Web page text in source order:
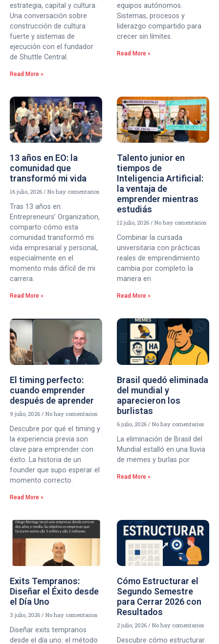
estrategia, capital y cultura.
Una conversación sobre
construcción de cultura
fuerte y sistemas de
ejecución con el fundador
de Shuttle Central.
Read More »
equipos autónomos.
Sistemas, procesos y
liderazgo compartido para
crecer sin límites.
Read More »
13 años en EO: la
comunidad que
transformó mi vida
16 julio, 2026 No hay comentarios
Tras 13 años en
Entrepreneurs’ Organization,
comparto cómo esta
comunidad transformó mi
vida empresarial y personal,
especialmente en el
momento más difícil de mi
carrera.
Read More »
Talento junior en
tiempos de
Inteligencia Artificial:
la ventaja de
emprender mientras
estudiás
12 julio, 2026 No hay comentarios
Combinar la cursada
universitaria con prácticas
reales de emprendimiento
cambia por completo la
manera en
Read More »
El timing perfecto:
cuando emprender
después de aprender
9 julio, 2026 No hay comentarios
Descubre por qué el timing y
la experiencia previa son
clave para emprender con
éxito. La historia de un
founder que supo esperar el
momento correcto.
Read More »
Brasil quedó eliminada
del mundial y
aparecieron los
burlistas
6 julio, 2026 No hay comentarios
La eliminación de Brasil del
Mundial estalló en una lluvia
de memes y burlas por
Read More »
Exits Tempranos:
Diseñar el Éxito desde
el Día Uno
3 julio, 2026 No hay comentarios
Diseñar exits tempranos
desde el día uno: el método
Cómo Estructurar el
Segundo Semestre
para Cerrar 2026 con
Resultados
2 julio, 2026 No hay comentarios
Descubre cómo estructurar